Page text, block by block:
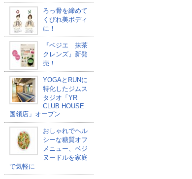
ろっ骨を締めて
くびれ美ボディ
に！
『ベジエ 抹茶
クレンズ』新発
売！
YOGAとRUNに
特化したジムス
タジオ「YR
CLUB HOUSE
国領店」オープン
おしゃれでヘル
シーな糖質オフ
メニュー、ベジ
ヌードルを家庭
で気軽に